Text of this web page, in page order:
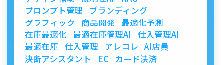
プロンプト管理
ブランディング
グラフィック
商品開発
最適化予測
在庫最適化 最適在庫管理AI
仕入管理AI
最適在庫 仕入管理 アレコレ AI店員
決断アシスタント
EC カード決済